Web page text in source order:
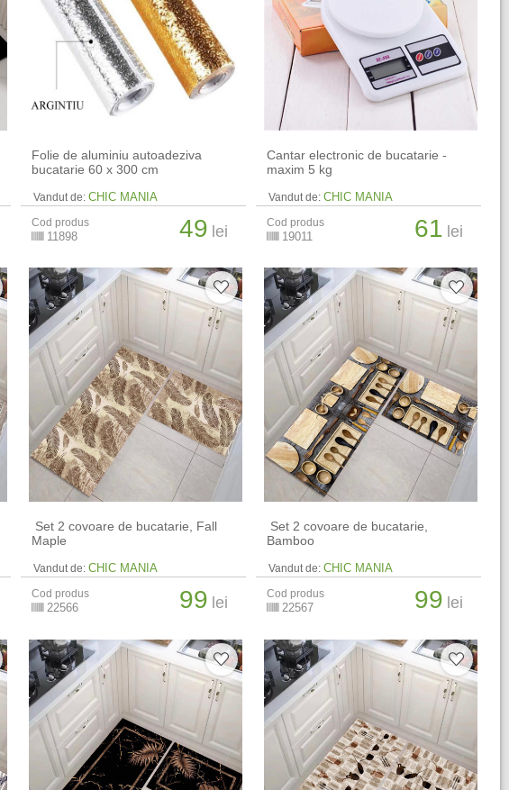
Folie de aluminiu autoadeziva
bucatarie 60 x 300 cm
Vandut de: CHIC MANIA
Cod produs
11898 49 lei
Cantar electronic de bucatarie -
maxim 5 kg
Vandut de: CHIC MANIA
Cod produs
19011 61 lei
​ Set 2 covoare de bucatarie, Fall
Maple
Vandut de: CHIC MANIA
Cod produs
22566 99 lei
​ Set 2 covoare de bucatarie,
Bamboo
Vandut de: CHIC MANIA
Cod produs
22567 99 lei